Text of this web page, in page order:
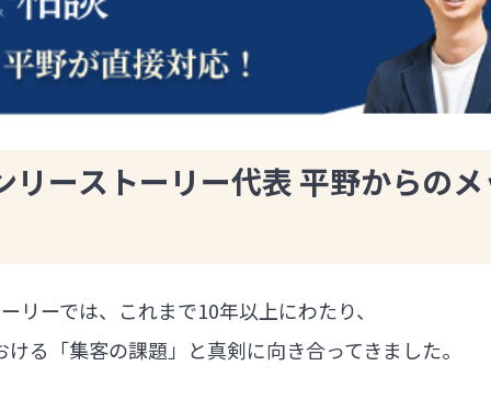
リーストーリー代表 平野からの
リーでは、これまで10年以上にわたり、
る「集客の課題」と真剣に向き合ってきました。